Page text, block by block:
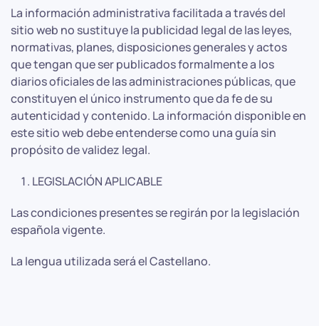
La información administrativa facilitada a través del
sitio web no sustituye la publicidad legal de las leyes,
normativas, planes, disposiciones generales y actos
que tengan que ser publicados formalmente a los
diarios oficiales de las administraciones públicas, que
constituyen el único instrumento que da fe de su
autenticidad y contenido. La información disponible en
este sitio web debe entenderse como una guía sin
propósito de validez legal.
LEGISLACIÓN APLICABLE
Las condiciones presentes se regirán por la legislación
española vigente.
La lengua utilizada será el Castellano.